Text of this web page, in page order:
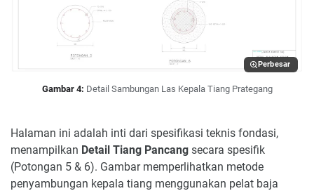
Perbesar
Gambar 4: Detail Sambungan Las Kepala Tiang Prategang
Halaman ini adalah inti dari spesifikasi teknis fondasi,
menampilkan Detail Tiang Pancang secara spesifik
(Potongan 5 & 6). Gambar memperlihatkan metode
penyambungan kepala tiang menggunakan pelat baja